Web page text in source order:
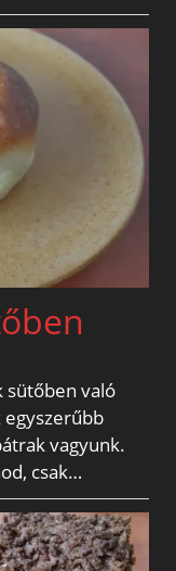
sütőben való
egyszerűbb
vagyunk.
csak…